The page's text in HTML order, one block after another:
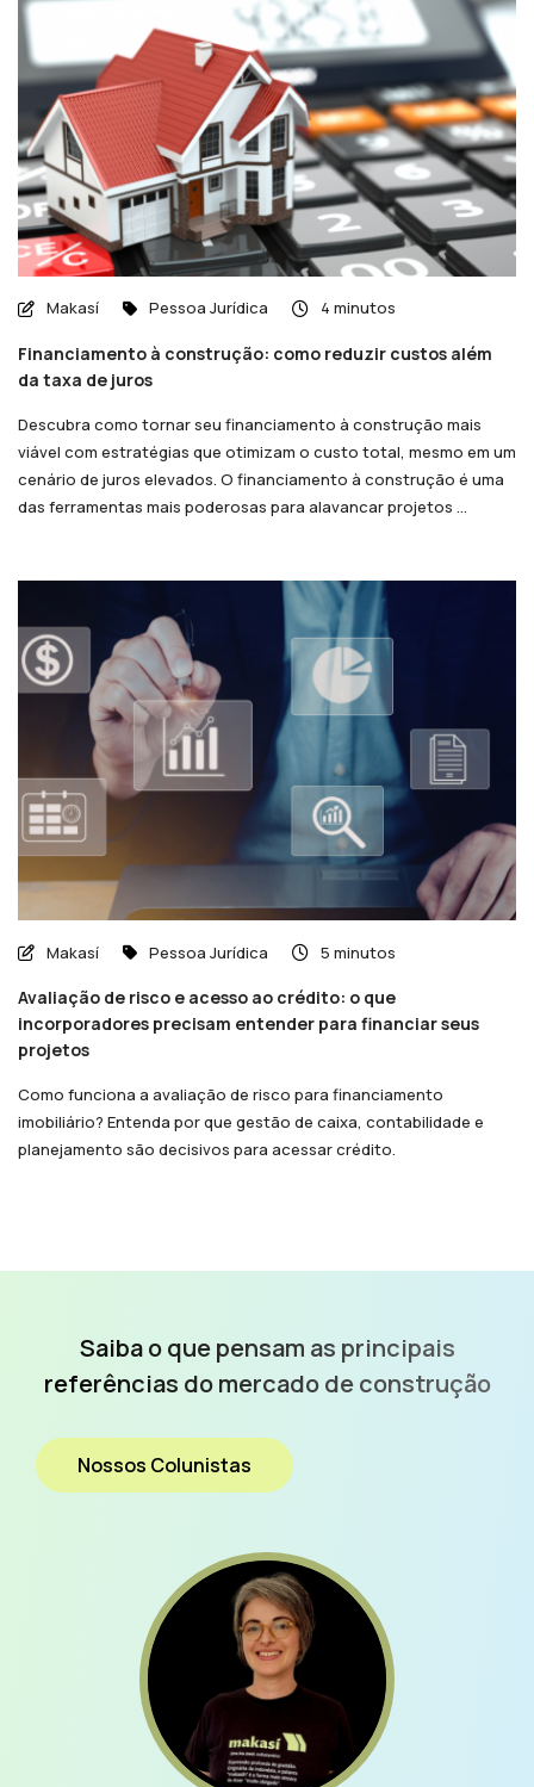
Makasí Pessoa Jurídica 4 minutos
Financiamento à construção: como reduzir custos além
da taxa de juros
Descubra como tornar seu financiamento à construção mais
viável com estratégias que otimizam o custo total, mesmo em um
cenário de juros elevados. O financiamento à construção é uma
das ferramentas mais poderosas para alavancar projetos ...
Makasí Pessoa Jurídica 5 minutos
Avaliação de risco e acesso ao crédito: o que
incorporadores precisam entender para financiar seus
projetos
Como funciona a avaliação de risco para financiamento
imobiliário? Entenda por que gestão de caixa, contabilidade e
planejamento são decisivos para acessar crédito.
Saiba o que pensam as principais
referências domercado de construção
Nossos Colunistas